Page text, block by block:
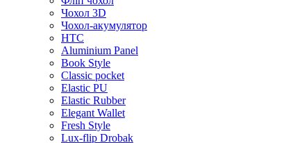
Чохол 3D
Чохол-акумулятор
HTC
Aluminium Panel
Book Style
Classic pocket
Elastic PU
Elastic Rubber
Elegant Wallet
Fresh Style
Lux-flip Drobak